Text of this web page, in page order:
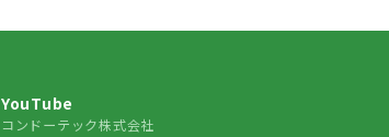
YouTube
コンドーテック株式会社